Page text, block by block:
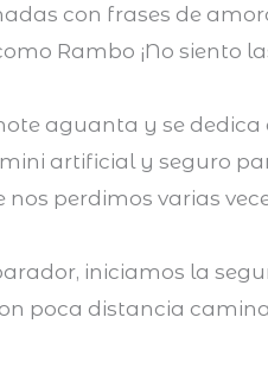
con frases de
Rambo ¡No siento
aguanta y se dedica
artificial y seguro
nos perdimos varias
iniciamos la
poca distancia